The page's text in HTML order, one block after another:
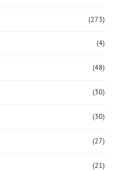
(273)
(4)
(48)
(30)
(30)
(27)
(21)